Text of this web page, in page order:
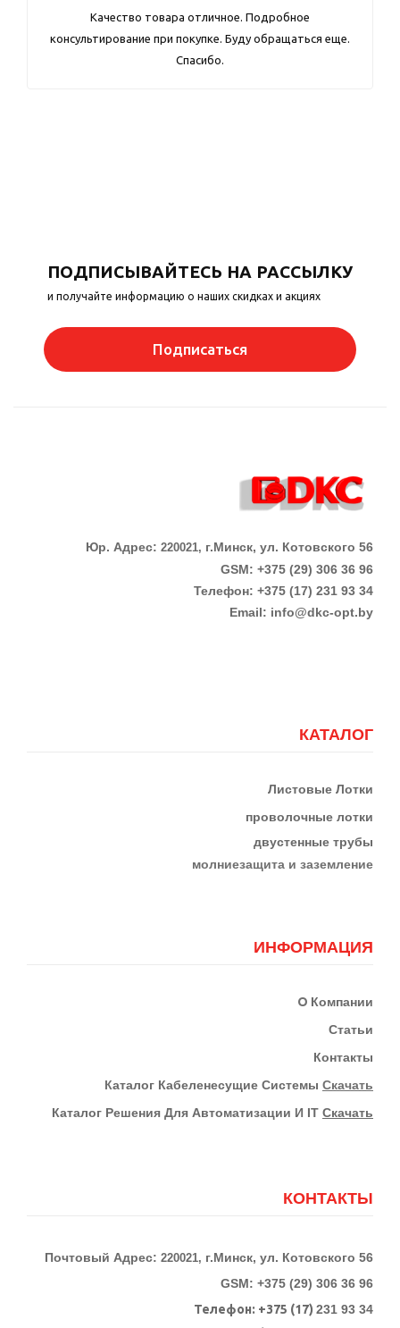
Качество товара отличное. Подробное
консультирование при покупке. Буду обращаться еще.
Спасибо.
ПОДПИСЫВАЙТЕСЬ НА РАССЫЛКУ
и получайте информацию о наших скидках и акциях
Подписаться
Юр. Адрес: 220021, г.Минск, ул. Котовского 56
GSM: +375 (29) 306 36 96
Телефон: +375 (17) 231 93 34
Email: info@dkc-opt.by
КАТАЛОГ
Листовые Лотки
проволочные лотки
двустенные трубы
молниезащита и заземление
ИНФОРМАЦИЯ
О Компании
Статьи
Контакты
КАталог Кабеленесущие Системы Скачать
Каталог Решения Для Автоматизации И IT Скачать
КОНТАКТЫ
Почтовый Адрес: 220021, г.Минск, ул. Котовского 56
GSM: +375 (29) 306 36 96
Телефон: +375 (17) 231 93 34